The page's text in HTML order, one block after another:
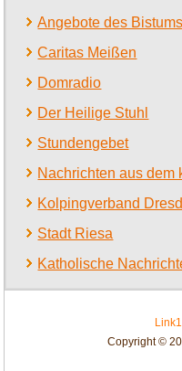
Angebote des Bistums
Caritas Meißen
Domradio
Der Heilige Stuhl
Stundengebet
Nachrichten aus dem
Kolpingverband
Stadt Riesa
Katholische
Link1
Copyright ©